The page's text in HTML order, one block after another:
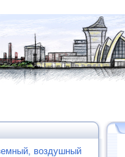
воздушный